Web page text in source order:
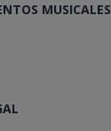
MUSICALES